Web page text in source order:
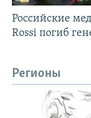
Российские
Rossi погиб
Регионы